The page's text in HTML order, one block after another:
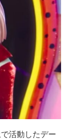
活動したデー